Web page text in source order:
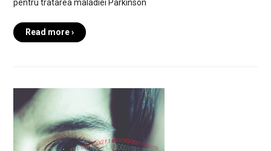
pentru tratarea maladiei Parkinson
Read more ›